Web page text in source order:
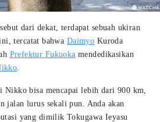
dari dekat, terdapat sebuah ukiran
tercatat bahwa Daimyo Kuroda
Prefektur Fukuoka mendedikasikan
.
Nikko bisa mencapai lebih dari 900 km,
jalan lurus sekali pun. Anda akan
yang dimilik Tokugawa Ieyasu